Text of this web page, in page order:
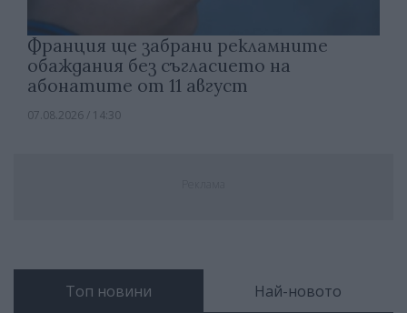
Франция ще забрани рекламните
обаждания без съгласието на
абонатите от 11 август
07.08.2026 / 14:30
Топ новини Най-новото